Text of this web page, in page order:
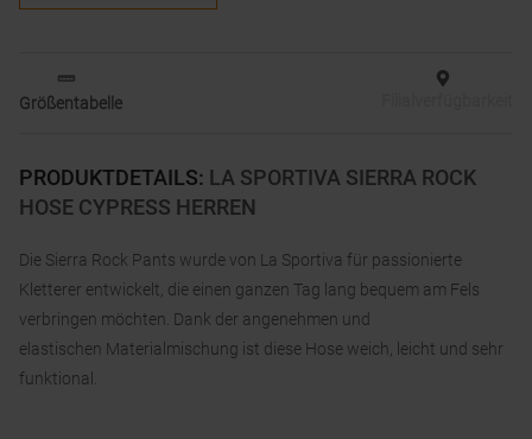
PRODUKTDETAILS: LA SPORTIVA SIERRA ROCK
HOSE CYPRESS HERREN
Die Sierra Rock Pants wurde von La Sportiva für passionierte
Kletterer entwickelt, die einen ganzen Tag lang bequem am Fels
verbringen möchten. Dank der angenehmen und
elastischen Materialmischung ist diese Hose weich, leicht und sehr
funktional.
Größentabelle